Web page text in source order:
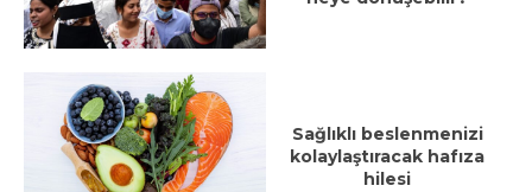
Sağlıklı beslenmenizi
kolaylaştıracak hafıza
hilesi